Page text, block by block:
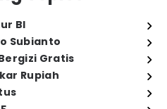
BI
Subianto
Gratis
Rupiah